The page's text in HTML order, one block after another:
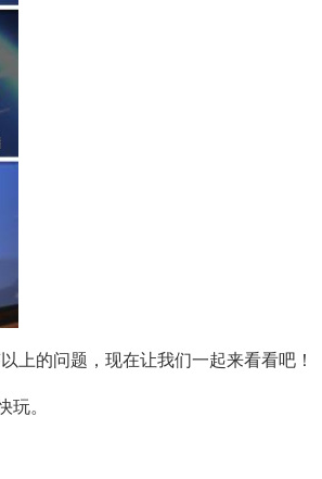
上的问题，现在让我们一起来看看吧！
。